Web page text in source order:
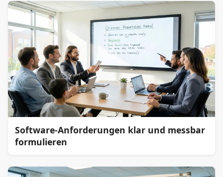
Software-Anforderungen klar und messbar
formulieren